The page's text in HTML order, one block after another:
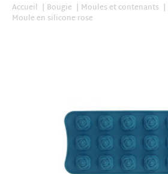
Accueil Bougie Moules et contenants
Moule en silicone rose